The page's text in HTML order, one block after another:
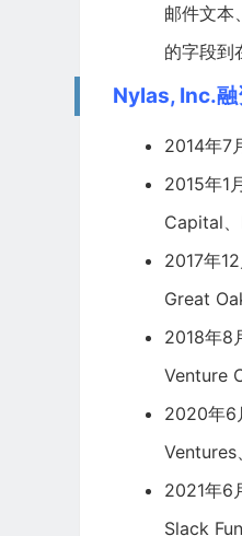
邮件文本
的字段到
Nylas, Inc.融
2014年7
2015年1
Capital
2017年
Great
2018年8
Venture
2020年6
Ventures
2021年6
Slack